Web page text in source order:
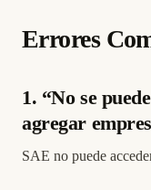
Errores
1. “No se
agregar
SAE no puede